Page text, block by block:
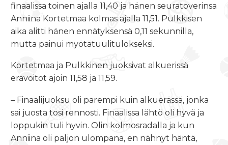
finaalissa toinen ajalla 11,40 ja hänen seuratoverinsa
Anniina Kortetmaa kolmas ajalla 11,51. Pulkkisen
aika alitti hänen ennätyksensä 0,11 sekunnilla,
mutta painui myötätuulitulokseksi.
Kortetmaa ja Pulkkinen juoksivat alkuerissä
erävoitot ajoin 11,58 ja 11,59.
– Finaalijuoksu oli parempi kuin alkuerässä, jonka
sai juosta tosi rennosti. Finaalissa lähtö oli hyvä ja
loppukin tuli hyvin. Olin kolmosradalla ja kun
Anniina oli paljon ulompana, en nähnyt häntä,